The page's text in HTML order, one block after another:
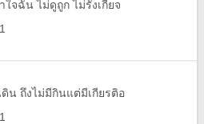
ใจฉัน ไม่ดูถูก ไม่รังเกียจ
ดิน ถึงไม่มีกินแต่มีเกียรติอ